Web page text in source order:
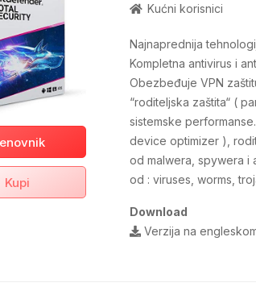
Kupi
Kućni korisnici
Najnaprednija
Kompletna antivirus i
Obezbeđuje VPN
“roditeljska zaštita“ (
sistemske
device optimizer ),
od malwera, spywera i
od : viruses, worms,
Download
Verzija na